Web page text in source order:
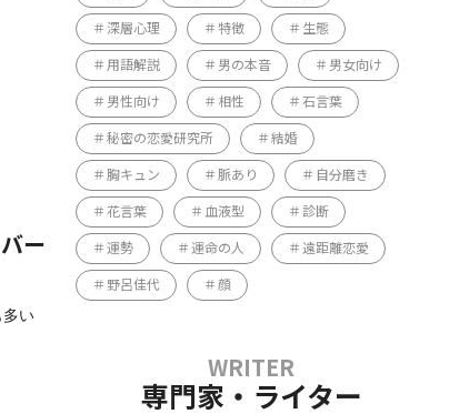
ー
多い
深層心理 特徴 生態
用語解説 男の本音 男女向け
男性向け 相性 石言葉
秘密の恋愛研究所 結婚
胸キュン 脈あり 自分磨き
花言葉 血液型 診断
運勢 運命の人 遠距離恋愛
野呂佳代 顔
専門家・ライター